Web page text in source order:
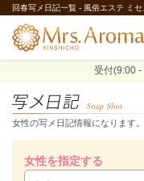
回春写メ日記一覧 - 風俗エステ ミ
受付(9:00
女性の写メ日記情報になります。
女性を指定する